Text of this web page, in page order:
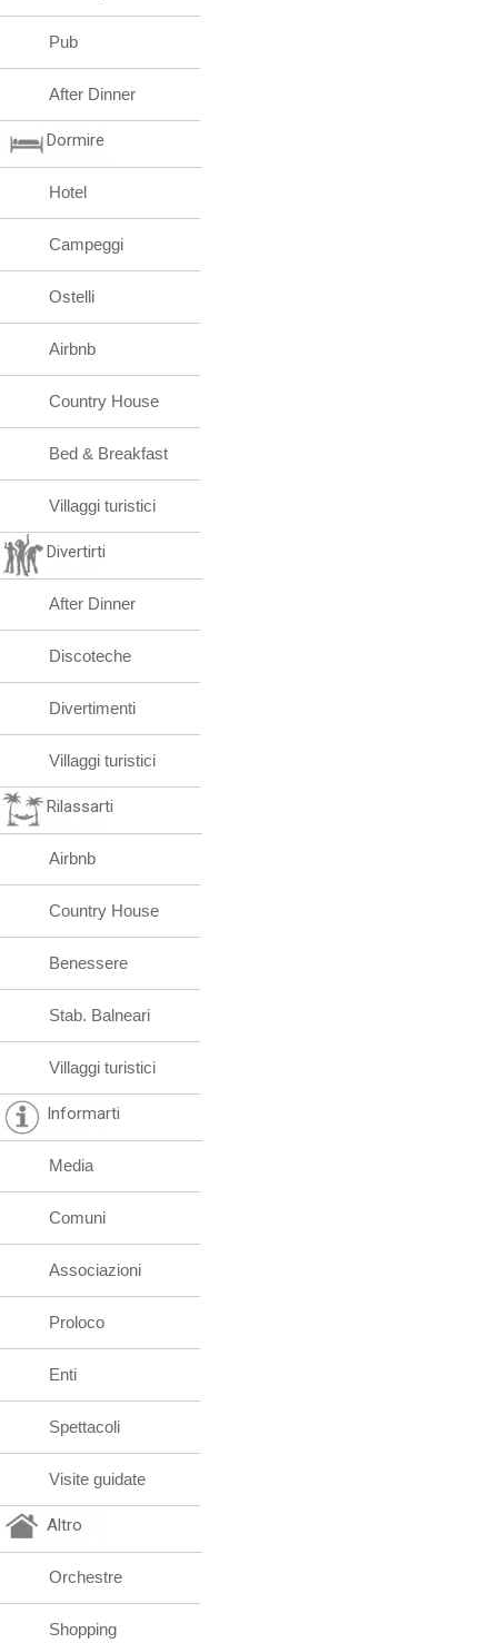
Pub
After Dinner
Dormire
Hotel
Campeggi
Ostelli
Airbnb
Country House
Bed & Breakfast
Villaggi turistici
Divertirti
After Dinner
Discoteche
Divertimenti
Villaggi turistici
Rilassarti
Airbnb
Country House
Benessere
Stab. Balneari
Villaggi turistici
Informarti
Media
Comuni
Associazioni
Proloco
Enti
Spettacoli
Visite guidate
Altro
Orchestre
Shopping